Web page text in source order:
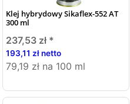
Klej hybrydowy Sikaflex-552 AT
300 ml
237,53 zł *
193,11 zł netto
79,19 zł na 100 ml